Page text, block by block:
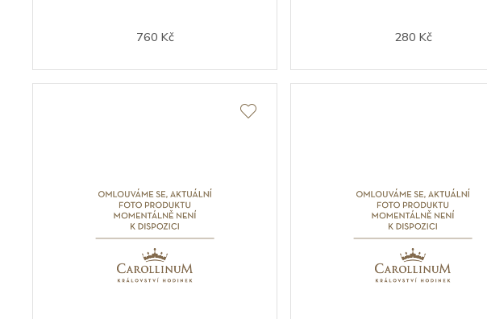
760 Kč 280 Kč